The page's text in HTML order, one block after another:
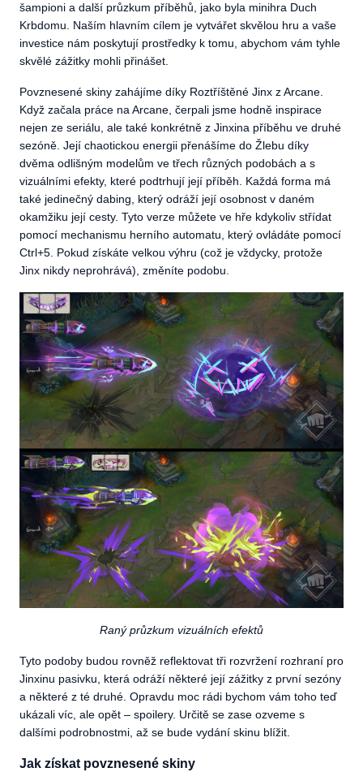
šampioni a další průzkum příběhů, jako byla minihra Duch
Krbdomu. Naším hlavním cílem je vytvářet skvělou hru a vaše
investice nám poskytují prostředky k tomu, abychom vám tyhle
skvělé zážitky mohli přinášet.
Povznesené skiny zahájíme díky Roztříštěné Jinx z Arcane.
Když začala práce na Arcane, čerpali jsme hodně inspirace
nejen ze seriálu, ale také konkrétně z Jinxina příběhu ve druhé
sezóně. Její chaotickou energii přenášíme do Žlebu díky
dvěma odlišným modelům ve třech různých podobách a s
vizuálními efekty, které podtrhují její příběh. Každá forma má
také jedinečný dabing, který odráží její osobnost v daném
okamžiku její cesty. Tyto verze můžete ve hře kdykoliv střídat
pomocí mechanismu herního automatu, který ovládáte pomocí
Ctrl+5. Pokud získáte velkou výhru (což je vždycky, protože
Jinx nikdy neprohrává), změníte podobu.
Raný průzkum vizuálních efektů
Tyto podoby budou rovněž reflektovat tři rozvržení rozhraní pro
Jinxinu pasivku, která odráží některé její zážitky z první sezóny
a některé z té druhé. Opravdu moc rádi bychom vám toho teď
ukázali víc, ale opět – spoilery. Určitě se zase ozveme s
dalšími podrobnostmi, až se bude vydání skinu blížit.
Jak získat povznesené skiny